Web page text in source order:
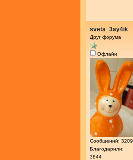
sveta_3ay4ik
Друг форума
Офлайн
Сообщений: 3209
Благодарили:
3844